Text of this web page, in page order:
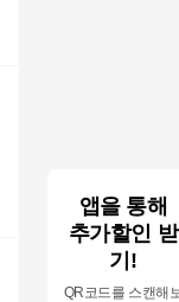
앱을 통해
추가할인 받
기!
QR코드를 스캔해